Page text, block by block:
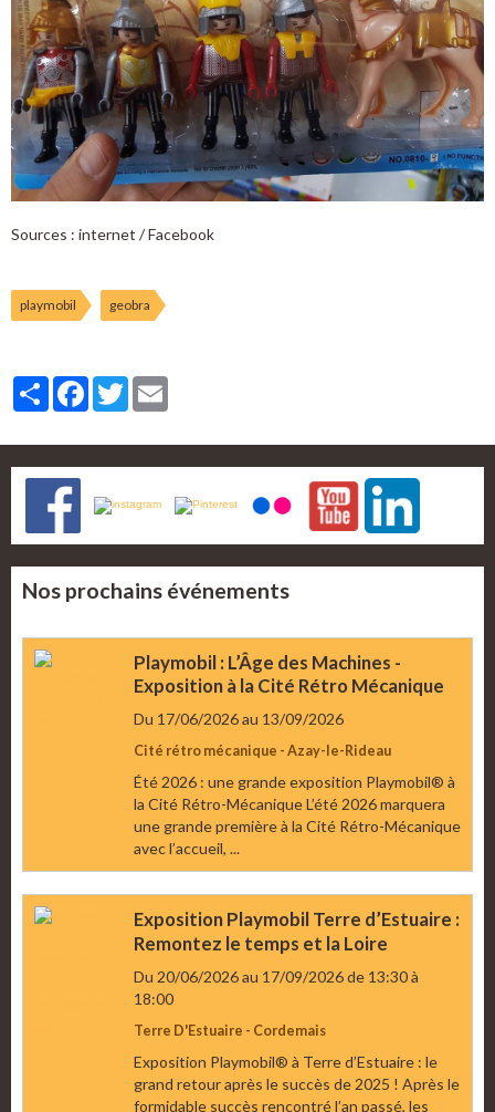
Sources : internet / Facebook
playmobil geobra
PartagerFacebook
Twitter
Nos prochains événements
Playmobil : L’Âge des Machines -
Exposition à la Cité Rétro Mécanique
Du 17/06/2026au 13/09/2026
Cité rétro mécanique - Azay-le-Rideau
Été 2026 : une grande exposition Playmobil® à
la Cité Rétro-Mécanique L’été 2026 marquera
une grande première à la Cité Rétro-Mécanique
avec l’accueil, ...
Exposition Playmobil Terre d’Estuaire :
Remontez le temps et la Loire
Du 20/06/2026au 17/09/2026de 13:30à
18:00
Terre D'Estuaire - Cordemais
Exposition Playmobil® à Terre d’Estuaire : le
grand retour après le succès de 2025 ! Après le
formidable succès rencontré l’an passé, les